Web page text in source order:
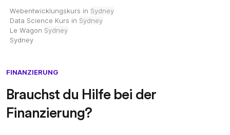
Webentwicklungskurs in Sydney
Data Science Kurs in Sydney
Le Wagon Sydney
Sydney
FINANZIERUNG
Brauchst du Hilfe bei der
Finanzierung?